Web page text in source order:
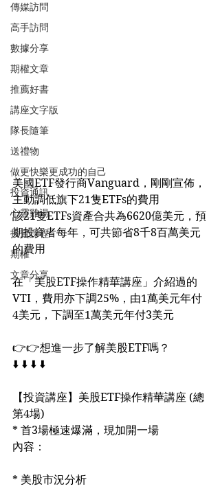
傳媒訪問
高手訪問
數據分享
期權文章
推薦好書
講座文字版
隊長隨筆
送禮物
做更快樂更成功的自己
投資通訊
心靈雞湯
投資課程
期權
文章分享
美國ETF發行商Vanguard，剛剛宣佈，
主動調低旗下21隻ETFs的費用
該21隻ETFs資產合共為6620億美元，預
期投資者每年，可共節省8千8百萬美元
的費用
在「美股ETF操作精華講座」介紹過的
VTI，費用亦下調25%，由1萬美元年付
4美元，下調至1萬美元年付3美元
👉👉想進一步了解美股ETF嗎？
⬇️ ⬇️ ⬇️ ⬇️
【投資講座】美股ETF操作精華講座 (總
第4場)
* 首3場極速爆滿，現加開一場
內容：
* 美股市況分析